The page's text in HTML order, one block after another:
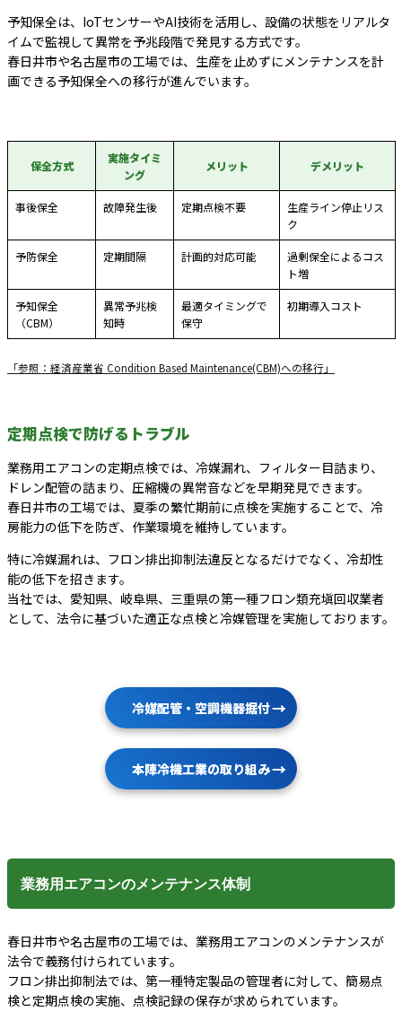
予知保全は、IoTセンサーやAI技術を活用し、設備の状態をリアルタ
イムで監視して異常を予兆段階で発見する方式です。
春日井市や名古屋市の工場では、生産を止めずにメンテナンスを計
画できる予知保全への移行が進んでいます。
保全方式
実施タイミ
ング
メリット デメリット
事後保全 故障発生後 定期点検不要
生産ライン停止リス
ク
予防保全 定期間隔 計画的対応可能
過剰保全によるコス
ト増
予知保全
（CBM）
異常予兆検
知時
最適タイミングで
保守
初期導入コスト
「参照：経済産業省 Condition Based Maintenance(CBM)への移行」
定期点検で防げるトラブル
業務用エアコンの定期点検では、冷媒漏れ、フィルター目詰まり、
ドレン配管の詰まり、圧縮機の異常音などを早期発見できます。
春日井市の工場では、夏季の繁忙期前に点検を実施することで、冷
房能力の低下を防ぎ、作業環境を維持しています。
特に冷媒漏れは、フロン排出抑制法違反となるだけでなく、冷却性
能の低下を招きます。
当社では、愛知県、岐阜県、三重県の第一種フロン類充塡回収業者
として、法令に基づいた適正な点検と冷媒管理を実施しております。
冷媒配管・空調機器据付
本陣冷機工業の取り組み
業務用エアコンのメンテナンス体制
春日井市や名古屋市の工場では、業務用エアコンのメンテナンスが
法令で義務付けられています。
フロン排出抑制法では、第一種特定製品の管理者に対して、簡易点
検と定期点検の実施、点検記録の保存が求められています。